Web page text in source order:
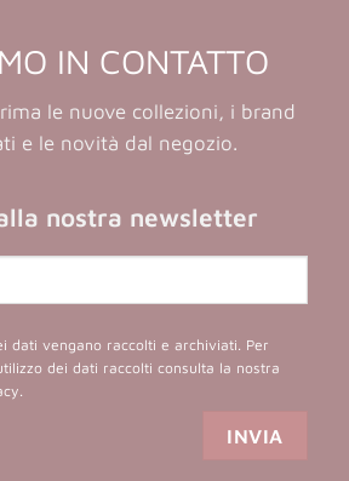
IN CONTATTO
le nuove collezioni, i brand
e le novità dal negozio.
nostra newsletter
dati vengano raccolti e archiviati. Per
dei dati raccolti consulta la nostra